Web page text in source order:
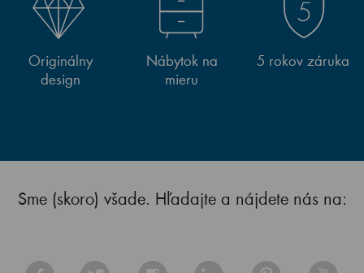
Originálny
design
Nábytok na
mieru
5 rokov záruka
Sme (skoro) všade. Hľadajte a nájdete nás na: